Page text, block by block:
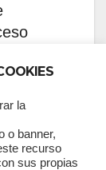
de las
la
o banner,
recurso
sus propias